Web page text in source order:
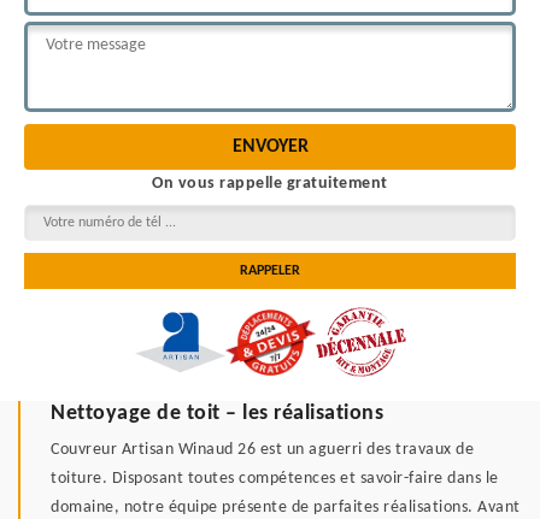
On vous rappelle gratuitement
Nettoyage de toit – les réalisations
Couvreur Artisan Winaud 26 est un aguerri des travaux de
toiture. Disposant toutes compétences et savoir-faire dans le
domaine, notre équipe présente de parfaites réalisations. Avant